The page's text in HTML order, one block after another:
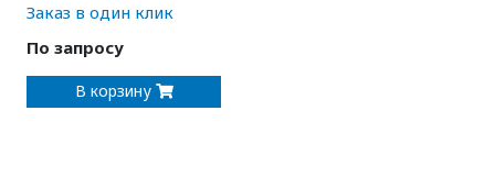
Заказ в один клик
По запросу
В корзину